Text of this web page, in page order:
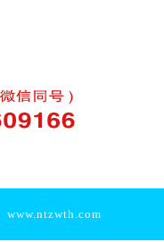
www.ntzwth.com